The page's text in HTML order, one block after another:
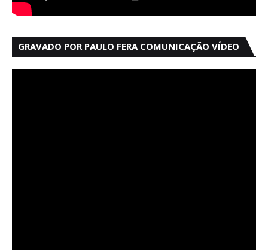
GRAVADO POR PAULO FERA COMUNICAÇÃO VÍDEO